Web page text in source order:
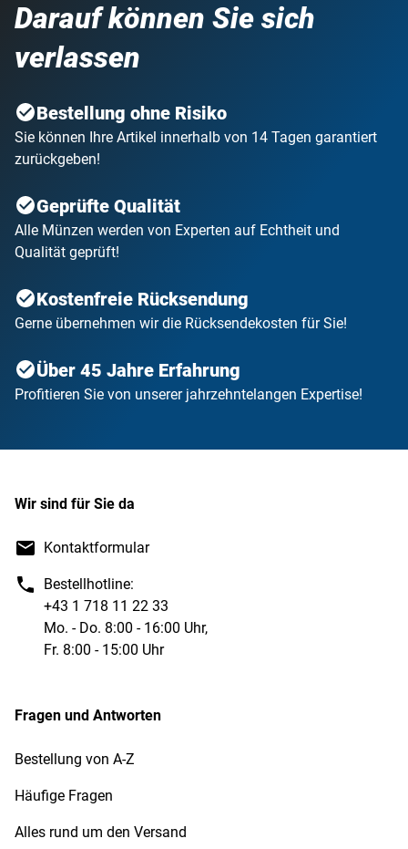
Darauf können Sie sich
verlassen
Bestellung ohne Risiko
Sie können Ihre Artikel innerhalb von 14 Tagen garantiert
zurückgeben!
Geprüfte Qualität
Alle Münzen werden von Experten auf Echtheit und
Qualität geprüft!
Kostenfreie Rücksendung
Gerne übernehmen wir die Rücksendekosten für Sie!
Über 45 Jahre Erfahrung
Profitieren Sie von unserer jahrzehntelangen Expertise!
Wir sind für Sie da
Kontaktformular
Bestellhotline:
+43 1 718 11 22 33
Mo. - Do. 8:00 - 16:00 Uhr,
Fr. 8:00 - 15:00 Uhr
Fragen und Antworten
Bestellung von A-Z
Häufige Fragen
Alles rund um den Versand